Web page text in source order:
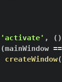
'activate' , ( )
(mainWindow
createWindow(